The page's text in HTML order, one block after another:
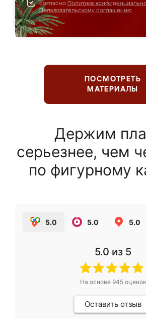
согласно Политике
Пользовательскому соглашению
ПОСМОТРЕТЬ
МАТЕРИАЛЫ
Держим
серьезнее, чем
по фигурному
5.0 5.0 5.0
5.0 из 5
На основе 945оценок
Оставить отзыв